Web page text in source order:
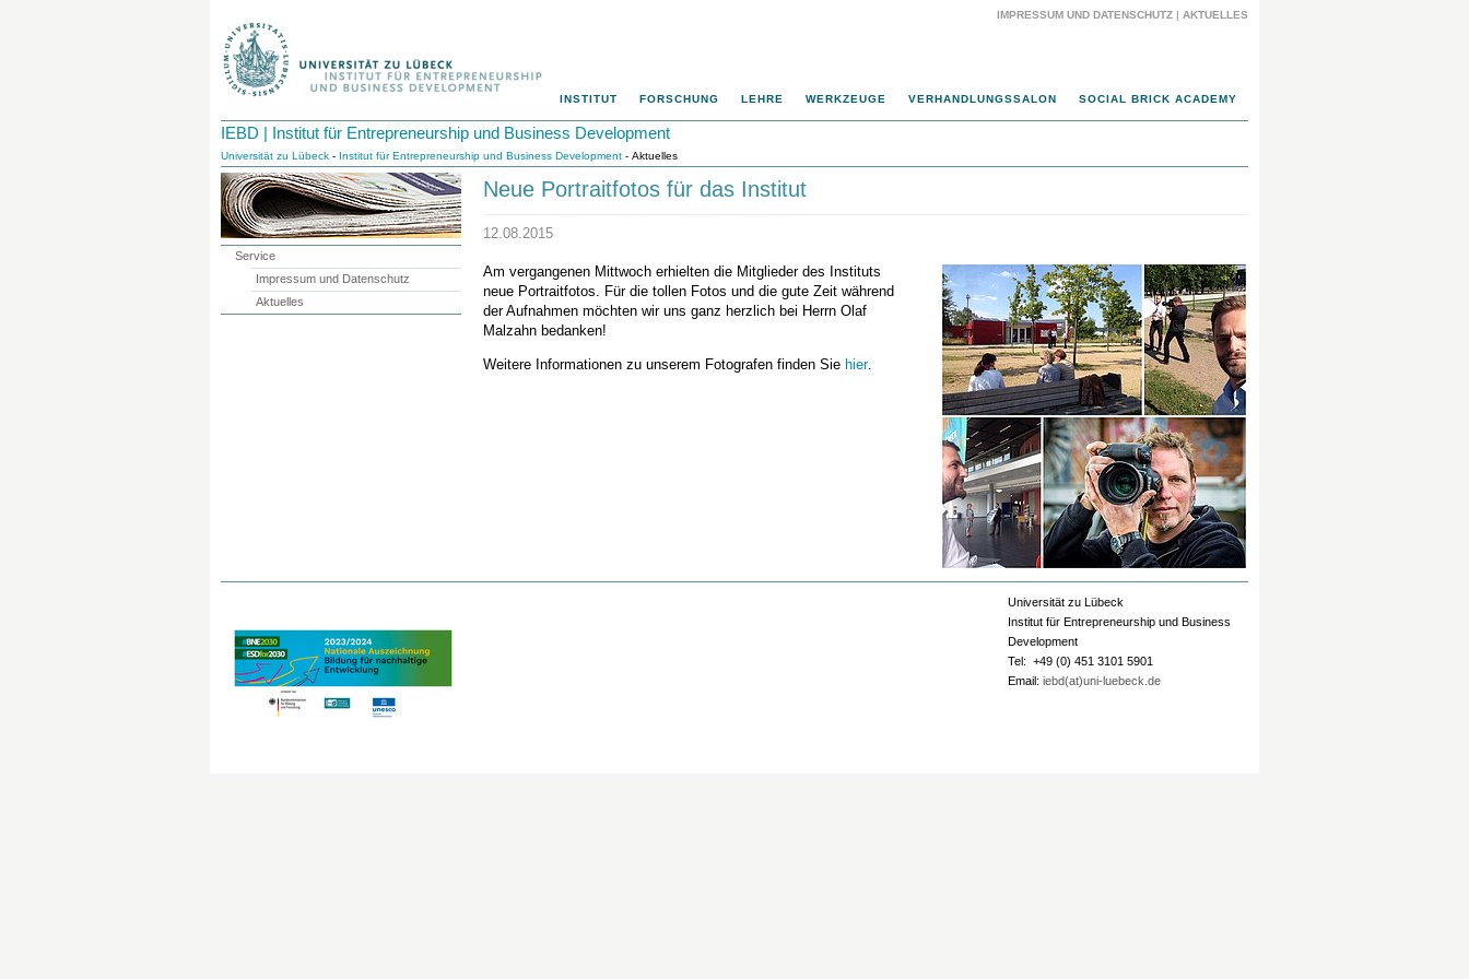
IMPRESSUM UND DATENSCHUTZ | AKTUELLES
INSTITUT FORSCHUNG LEHRE WERKZEUGE VERHANDLUNGSSALON SOCIAL BRICK ACADEMY
IEBD | Institut für Entrepreneurship und Business Development
Universität zu Lübeck - Institut für Entrepreneurship und Business Development - Aktuelles
Neue Portraitfotos für das Institut
12.08.2015
Am vergangenen Mittwoch erhielten die Mitglieder des Instituts
neue Portraitfotos. Für die tollen Fotos und die gute Zeit während
der Aufnahmen möchten wir uns ganz herzlich bei Herrn Olaf
Malzahn bedanken!
Weitere Informationen zu unserem Fotografen finden Sie hier.
Service
Impressum und Datenschutz
Aktuelles
Universität zu Lübeck
Institut für Entrepreneurship und Business
Development
Tel: +49 (0) 451 3101 5901
Email: iebd(at)uni-luebeck.de